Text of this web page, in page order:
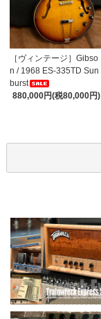
［ヴィンテージ］Gibso
n / 1968 ES-335TD Sun
burst
880,000円(税80,000円)